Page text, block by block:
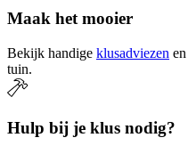
Maak het mooier
Bekijk handige klusadviezen en
tuin.
Hulp bij je klus nodig?